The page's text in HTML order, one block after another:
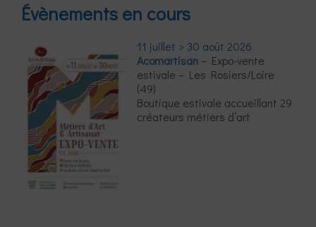
Évènements en cours
11 juillet > 30 août 2026
Acomartisan – Expo-vente
estivale – Les Rosiers/Loire
(49)
Boutique estivale accueillant 29
créateurs métiers d’art